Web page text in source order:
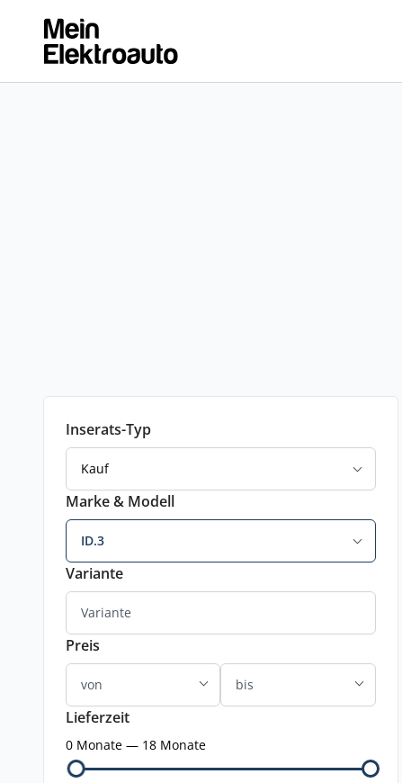
Inserats-Typ
Kauf
Marke & Modell
ID.3
Variante
Preis
Lieferzeit
0 Monate — 18 Monate